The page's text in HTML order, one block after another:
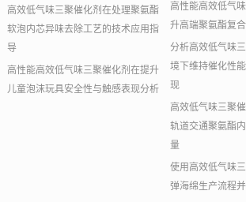
高效低气味三聚催化剂在处理聚氨酯
软泡内芯异味去除工艺的技术应用指
导
高性能高效低气味三聚催化剂在提升
儿童泡沫玩具安全性与触感表现分析
高性能高效低气
升高端聚氨酯复
分析高效低气味
境下维持催化性
现
高效低气味三聚
轨道交通聚氨酯
量
使用高效低气味
弹海绵生产流程